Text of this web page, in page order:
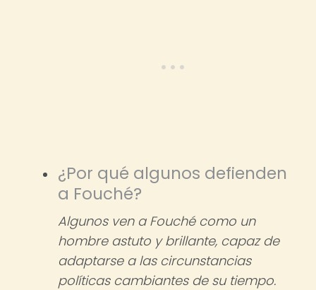
¿Por qué algunos defienden
a Fouché?
Algunos ven a Fouché como un
hombre astuto y brillante, capaz de
adaptarse a las circunstancias
políticas cambiantes de su tiempo.